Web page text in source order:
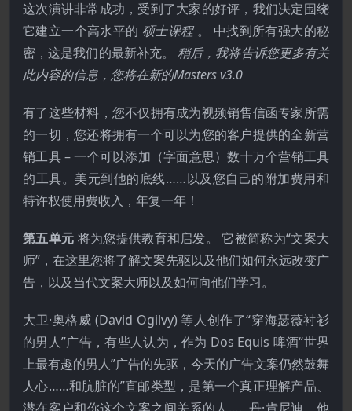
这次演讲非常成功，受到了大家的好评，我们决定围绕
它建立一个高水平的 硕士课程 。 中找到所有强大的秘
密，这是我们的最新补充。稍后，我将告诉您更多有关
此内容的信息，您将在新的Masters v3.0
有了这些材料，您不仅拥有成为视频销售信函专家所需
的一切，您还将拥有一个可以为您的客户提供的全新营
销工具 – 一个可以添加（字面意思）数十万个营销工具
的工具。美元到他的底线……以及您自己的附加费用和
特许权使用费收入，年复一年！
第五单元 将为您提供教育和启发。 它被简称为“文案大
师”，在这里您将了解文案先驱以及他们如何永远改变广
告，以及当代文案大师以及如何向他们学习。
大卫·奥格威 (David Ogilvy) 等人创作了“穿海瑟薇衬衫
的男人”广告，有些人认为，作为 Dos Equis 啤酒“世界
上最有趣的男人”广告的先驱，今天的广告文案仍然鼓舞
人心……和肮脏的”直邮类型，是第一个真正理解产品、